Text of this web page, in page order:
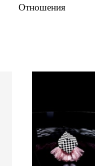
Отношения